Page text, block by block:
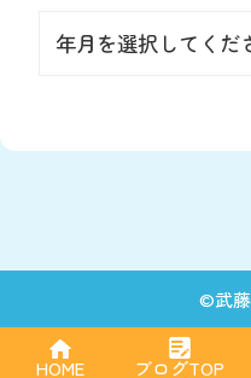
年月を選択してくだ
HOME ブログTOP
©武